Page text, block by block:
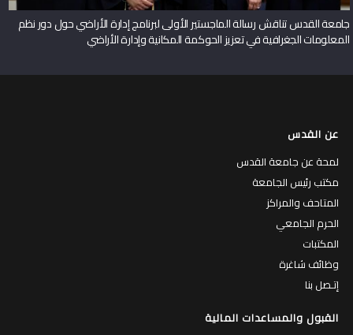
جامعة القدس تناقش رسالة الماجستير الأولى لبرنامج إدارة الأراضي حول دور نظم
المعلومات الجغرافية في تعزيز الحوكمة المكانية وإدارة الأراضي
عن القدس
لمحة عن جامعة القدس
مكتب رئيس الجامعة
المتاحف والمراكز
الحرم الجامعي
المكتبات
وظائف شاغرة
إتـصل بنا
القبول والمساعدات المالية